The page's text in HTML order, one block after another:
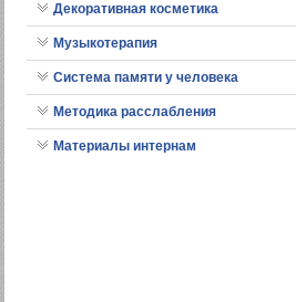
Декоративная косметика
Музыкотерапия
Система памяти у человека
Методика расслабления
Материалы интернам